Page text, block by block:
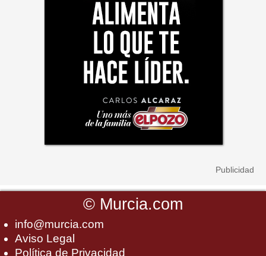
© Murcia.com
info@murcia.com
Aviso Legal
Política de Privacidad